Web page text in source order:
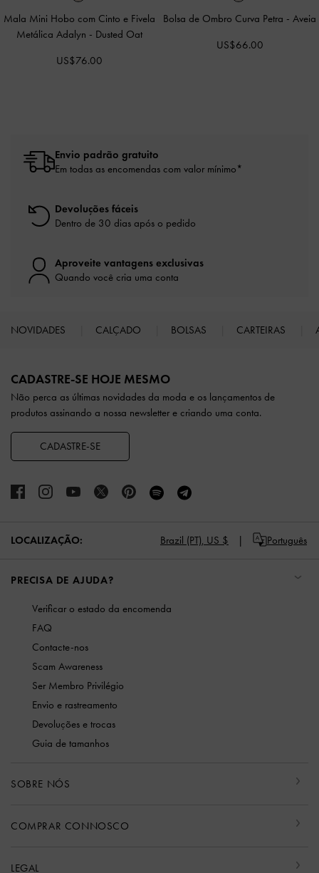
Mala Mini Hobo com Cinto e Fivela
Metálica Adalyn - Dusted Oat
US$76.00
Bolsa de Ombro Curva Petra -Aveia
US$66.00
Envio padrão gratuito
Em todas as encomendas com valor mínimo*
Devoluções fáceis
Dentro de 30 dias após o pedido
Aproveite vantagens exclusivas
Quando você cria uma conta
NOVIDADES CALÇADO BOLSAS CARTEIRAS
CADASTRE-SE HOJE MESMO
Não perca as últimas novidades da moda e os lançamentos de
produtos assinando a nossa newsletter e criando uma conta.
CADASTRE-SE
LOCALIZAÇÃO: Brazil (PT), US $ Português
PRECISA DE AJUDA?
Verificar o estado da encomenda
FAQ
Contacte-nos
Scam Awareness
Ser Membro Privilégio
Envio e rastreamento
Devoluções e trocas
Guia de tamanhos
SOBRE NÓS
COMPRAR CONNOSCO
LEGAL